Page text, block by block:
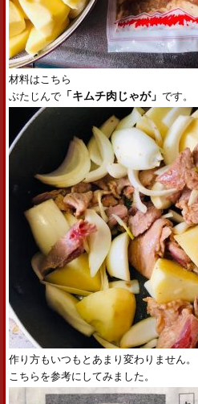
材料はこちら
ぶたじんで 「キムチ肉じゃが」です。
作り方もいつもとあまり変わりません。
こちらを参考にしてみました。